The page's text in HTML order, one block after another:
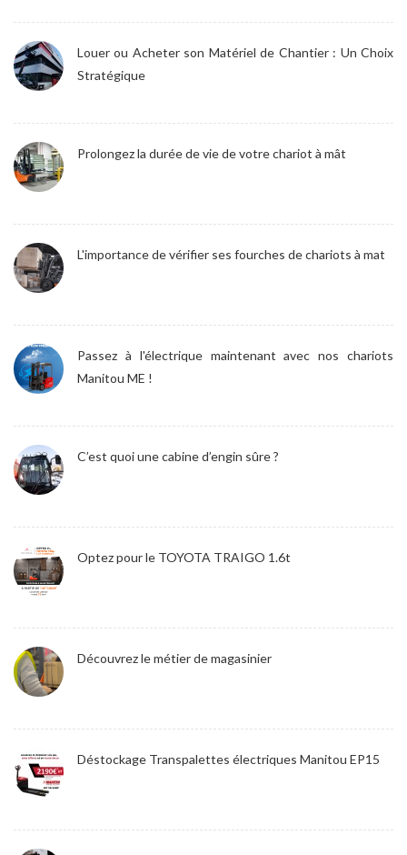
Louer ou Acheter son Matériel de Chantier : Un Choix
Stratégique
Prolongez la durée de vie de votre chariot à mât
L'importance de vérifier ses fourches de chariots à mat
Passez à l'électrique maintenant avec nos chariots
Manitou ME !
C’est quoi une cabine d’engin sûre ?
Optez pour le TOYOTA TRAIGO 1.6t
Découvrez le métier de magasinier
Déstockage Transpalettes électriques Manitou EP15